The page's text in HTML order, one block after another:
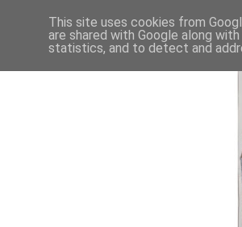
This site uses cookies from
are shared with Google along
statistics, and to detect and